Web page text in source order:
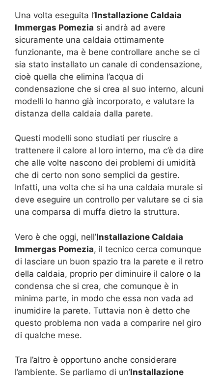
Una volta eseguita l’Installazione Caldaia
Immergas Pomezia si andrà ad avere
sicuramente una caldaia ottimamente
funzionante, ma è bene controllare anche se ci
sia stato installato un canale di condensazione,
cioè quella che elimina l’acqua di
condensazione che si crea al suo interno, alcuni
modelli lo hanno già incorporato, e valutare la
distanza della caldaia dalla parete.
Questi modelli sono studiati per riuscire a
trattenere il calore al loro interno, ma c’è da dire
che alle volte nascono dei problemi di umidità
che di certo non sono semplici da gestire.
Infatti, una volta che si ha una caldaia murale si
deve eseguire un controllo per valutare se ci sia
una comparsa di muffa dietro la struttura.
Vero è che oggi, nell’Installazione Caldaia
Immergas Pomezia, il tecnico cerca comunque
di lasciare un buon spazio tra la parete e il retro
della caldaia, proprio per diminuire il calore o la
condensa che si crea, che comunque è in
minima parte, in modo che essa non vada ad
inumidire la parete. Tuttavia non è detto che
questo problema non vada a comparire nel giro
di qualche mese.
Tra l’altro è opportuno anche considerare
l’ambiente. Se parliamo di un’Installazione